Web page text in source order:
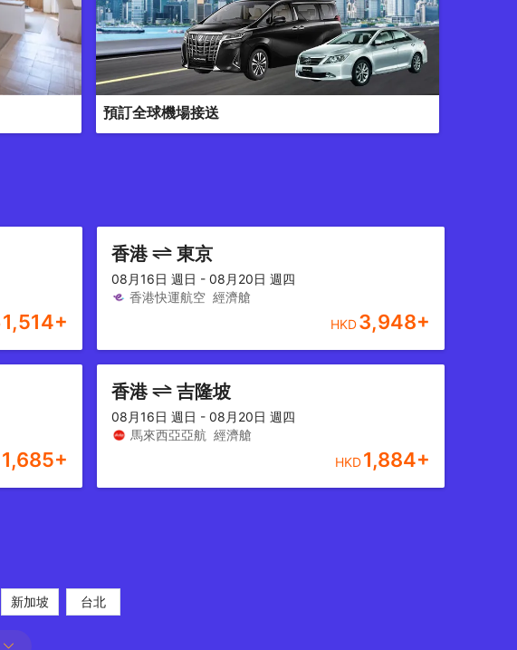
預訂全球機場接送
1,514+
香港 東京
08月16日 週日 - 08月20日 週四
香港快運航空 經濟艙
HKD3,948+
1,685+
香港 吉隆坡
08月16日 週日 - 08月20日 週四
馬來西亞亞航 經濟艙
HKD1,884+
新加坡 台北